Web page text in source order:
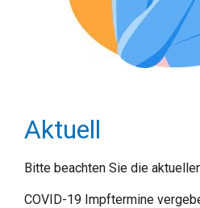
Aktuell
Bitte beachten Sie die
COVID-19 Impftermine